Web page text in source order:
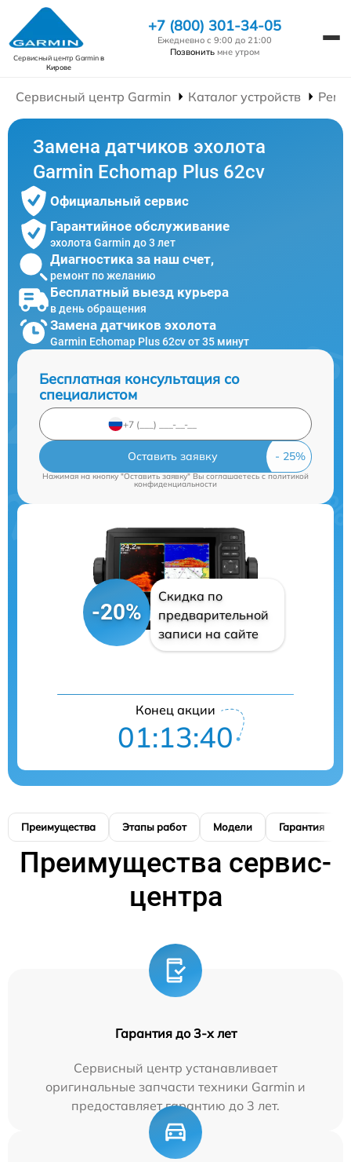
Сервисный центр Garminв
Кирове
+7 (800) 301-34-05
Ежедневно с 9:00 до 21:00
Позвонить мне утром
Сервисный центр Garmin Каталог устройств
Замена датчиков эхолота
Garmin Echomap Plus 62cv
Официальный сервис
Гарантийное обслуживание
эхолота Garmin до 3 лет
Диагностика за наш счет,
ремонт по желанию
Бесплатный выезд курьера
в день обращения
Замена датчиков эхолота
Garmin Echomap Plus 62cv от 35 минут
Бесплатная консультация со
специалистом
Оставить заявку
Нажимая на кнопку "Оставить заявку" Вы соглашаетесь cполитикой
конфиденциальности
-20%
Скидка по
предварительной
записи на сайте
Конец акции
01:13:39
Преимущества Этапы работ Модели Гарантия
Преимущества сервис-
центра
Гарантия до 3-х лет
Сервисный центр устанавливает
оригинальные запчасти техники Garmin и
предоставляет гарантию до 3 лет.